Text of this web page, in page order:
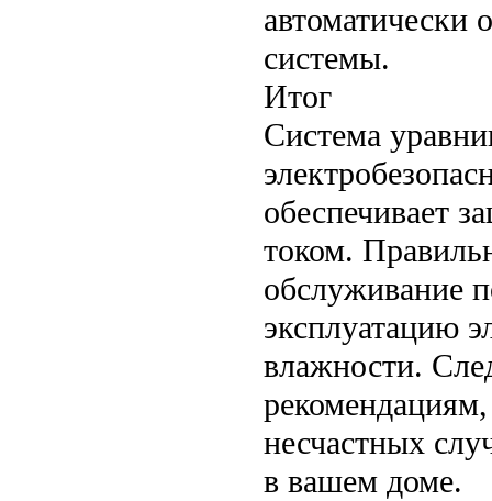
автоматически
системы.
Итог
Система
обеспечивает
током.
обслуживание
эксплуатацию
влажности.
несчастных
в вашем доме.